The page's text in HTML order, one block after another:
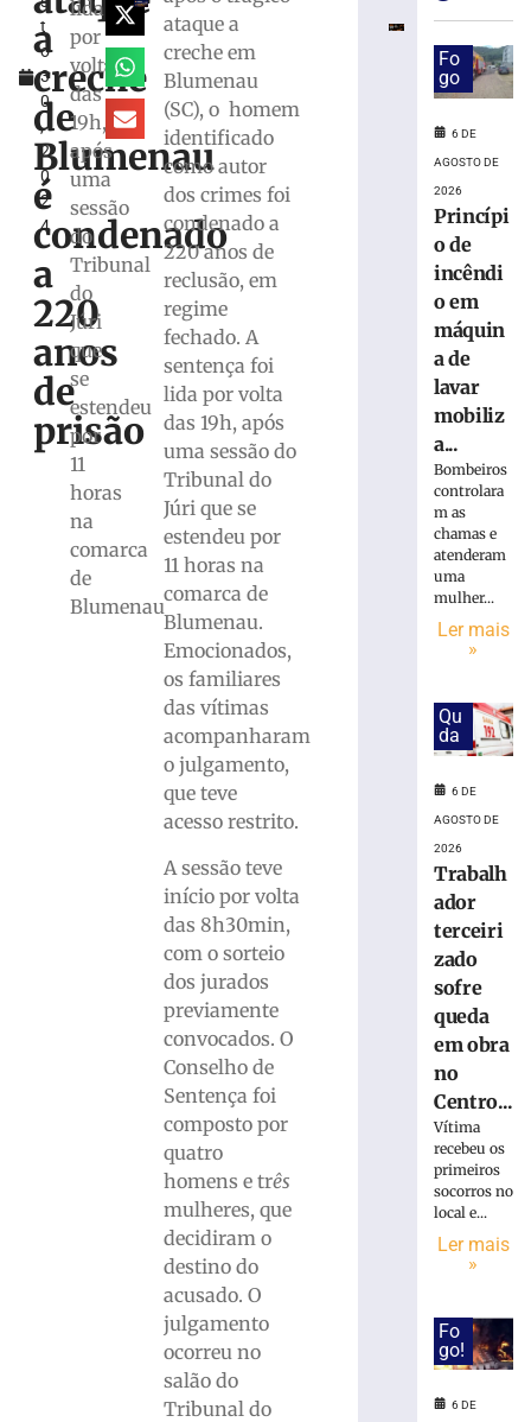
t
o
3
0
,
2
0
2
4
a
creche
de
Blumenau
é
condenado
a
220
anos
de
prisão
lida
por
volta
das
19h,
após
uma
sessão
do
Tribunal
do
Júri
que
se
estendeu
por
11
horas
na
comarca
de
Blumenau
ataque a
creche em
Blumenau
(SC), o homem
identificado
como autor
dos crimes foi
condenado a
220 anos de
reclusão, em
regime
fechado. A
sentença foi
lida por volta
das 19h, após
uma sessão do
Tribunal do
Júri que se
estendeu por
11 horas na
comarca de
Blumenau.
Emocionados,
os familiares
das vítimas
acompanharam
o julgamento,
que teve
acesso restrito.
A sessão teve
início por volta
das 8h30min,
com o sorteio
dos jurados
previamente
convocados. O
Conselho de
Sentença foi
composto por
quatro
homens e três
mulheres, que
decidiram o
destino do
acusado. O
julgamento
ocorreu no
salão do
Tribunal do
máquina
lavar
mobiliza
Bombeiros,
Brusque
Trabalhador
terceirizado
sofre
queda
obra
Centro
Brusque
Funcionária
morre
após
ônibus
invadir
restaurante
margens
Fo
go
6 DE
AGOSTO DE
2026
Princípi
o de
incêndi
o em
máquin
a de
lavar
mobiliz
a...
Bombeiros
controlara
m as
chamas e
atenderam
uma
mulher...
Ler mais
»
Qu
da
6 DE
AGOSTO DE
2026
Trabalh
ador
terceiri
zado
sofre
queda
em obra
no
Centro...
Vítima
recebeu os
primeiros
socorros no
local e...
Ler mais
»
Fo
go!
6 DE